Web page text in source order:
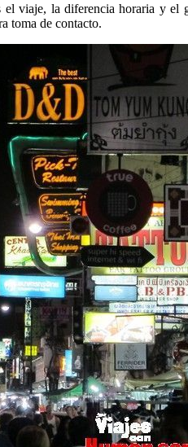
el viaje, la diferencia horaria y el
toma de contacto.